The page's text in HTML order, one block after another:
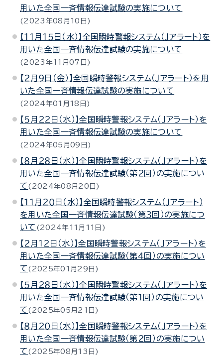
用いた全国一斉情報伝達試験の実施について
2023年08月10日
【１１月１５日（水）】全国瞬時警報システム（Ｊアラート）を
用いた全国一斉情報伝達試験の実施について
2023年11月07日
【２月９日（金）】全国瞬時警報システム（Ｊアラート）を用
いた全国一斉情報伝達試験の実施について
2024年01月18日
【５月２２日（水）】全国瞬時警報システム（Ｊアラート）を
用いた全国一斉情報伝達試験の実施について
2024年05月09日
【８月２８日（水）】全国瞬時警報システム（Ｊアラート）を
用いた全国一斉情報伝達試験（第２回）の実施につい
て
2024年08月20日
【１１月２０日（水）】全国瞬時警報システム（Ｊアラート）
を用いた全国一斉情報伝達試験（第３回）の実施につ
いて
2024年11月11日
【２月１２日（水）】全国瞬時警報システム（Ｊアラート）を
用いた全国一斉情報伝達試験（第４回）の実施につい
て
2025年01月29日
【５月２８日（水）】全国瞬時警報システム（Ｊアラート）を
用いた全国一斉情報伝達試験（第１回）の実施につい
て
2025年05月21日
【８月２０日（水）】全国瞬時警報システム（Ｊアラート）を
用いた全国一斉情報伝達試験（第２回）の実施につい
て
2025年08月13日